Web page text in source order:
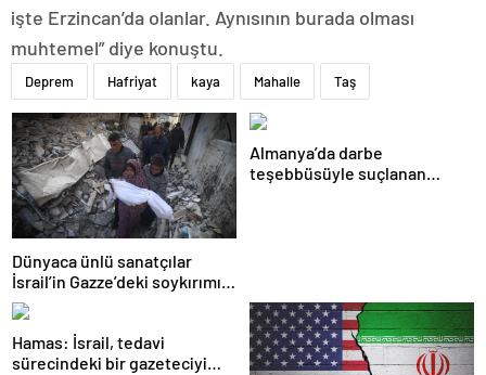
işte Erzincan’da olanlar. Aynısının burada olması
muhtemel” diye konuştu.
Deprem Hafriyat kaya Mahalle Taş
Dünyaca ünlü sanatçılar
İsrail’in Gazze’deki soykırımını
kınadı
Almanya’da darbe
teşebbüsüyle suçlanan
Hamas: İsrail, tedavi
sürecindeki bir gazeteciyi